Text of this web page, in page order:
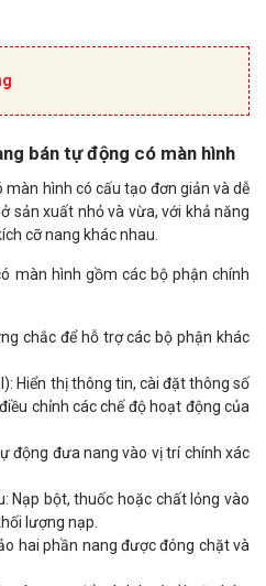
bán tự động có màn hình
hình có cấu tạo đơn giản và dễ
sản xuất nhỏ và vừa, với khả năng
cỡ nang khác nhau.
màn hình gồm các bộ phận chính
chắc để hỗ trợ các bộ phận khác
Hiển thị thông tin, cài đặt thông số
chỉnh các chế độ hoạt động của
động đưa nang vào vị trí chính xác
Nạp bột, thuốc hoặc chất lỏng vào
lượng nạp.
hai phần nang được đóng chặt và